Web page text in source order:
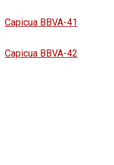
Capicua BBVA-41
Capicua BBVA-42